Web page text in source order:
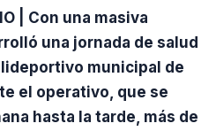
| Con una masiva
una jornada de salud
municipal de
el operativo, que se
hasta la tarde, más de